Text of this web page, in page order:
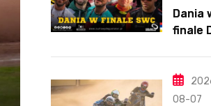
Dania
finale
08-07